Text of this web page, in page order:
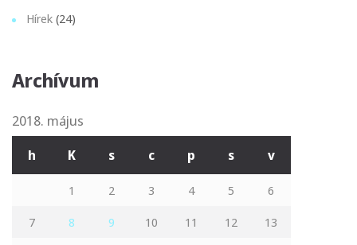
Hírek (24)
Archívum
2018. május
h K s c p s v
1 2 3 4 5
6
7
8 9 10 11 12
13